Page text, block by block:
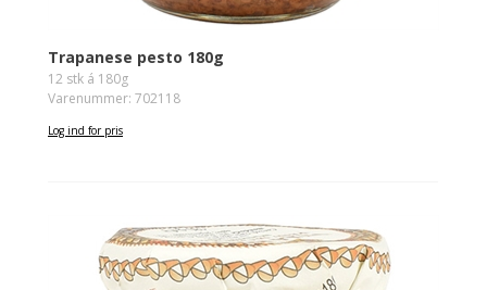
Trapanese pesto 180g
12 stk á 180g
Varenummer: 702118
Log ind for pris